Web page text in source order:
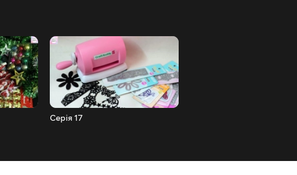
Серія 17